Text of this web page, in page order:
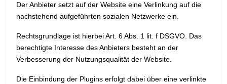
Der Anbieter setzt auf der Website eine Verlinkung auf die
nachstehend aufgeführten sozialen Netzwerke ein.
Rechtsgrundlage ist hierbei Art. 6 Abs. 1 lit. f DSGVO. Das
berechtigte Interesse des Anbieters besteht an der
Verbesserung der Nutzungsqualität der Website.
Die Einbindung der Plugins erfolgt dabei über eine verlinkte